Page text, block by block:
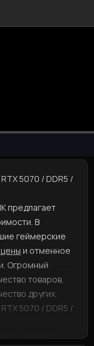
5070 / DDR5 /
предлагает
В
геймерские
и отменное
Огромный
товаров,
других.
5070 / DDR5 /
заказать